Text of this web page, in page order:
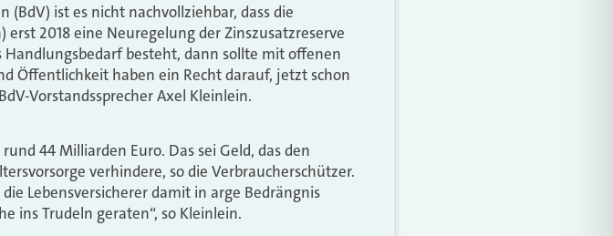
(BdV) ist es nicht nachvollziehbar, dass die
2018 eine Neuregelung der Zinszusatzreserve
Handlungsbedarf besteht, dann sollte mit offenen
Öffentlichkeit haben ein Recht darauf, jetzt schon
Vorstandssprecher Axel Kleinlein.
44 Milliarden Euro. Das sei Geld, das den
verhindere, so die Verbraucherschützer.
Lebensversicherer damit in arge Bedrängnis
ins Trudeln geraten“, so Kleinlein.